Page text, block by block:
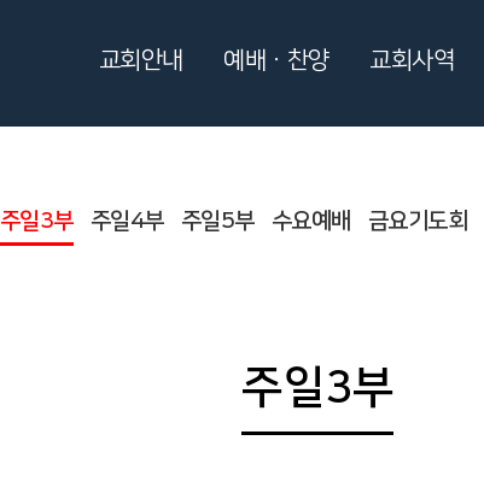
주일3부 주일4부 주일5부 수요예배 금요기도회
주일3부
교회안내 예배ㆍ찬양 교회사역